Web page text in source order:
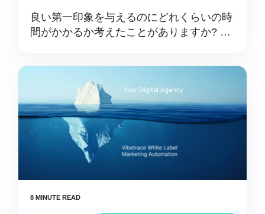
良い第一印象を与えるのにどれくらいの時
間がかかるか考えたことがありますか? …